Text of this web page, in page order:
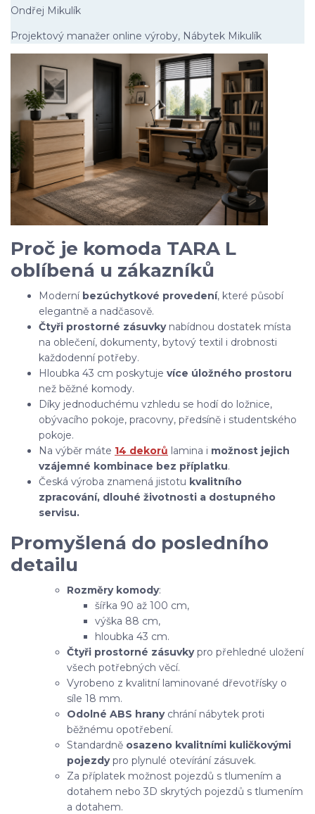
Ondřej Mikulík
Projektový manažer online výroby, Nábytek Mikulík
Proč je komoda TARA L
oblíbená u zákazníků
Moderní bezúchytkové provedení, které působí
elegantně a nadčasově.
Čtyři prostorné zásuvkynabídnou dostatek místa
na oblečení, dokumenty, bytový textil i drobnosti
každodenní potřeby.
Hloubka 43 cm poskytuje více úložného prostoru
než běžné komody.
Díky jednoduchému vzhledu se hodí do ložnice,
obývacího pokoje, pracovny, předsíně i studentského
pokoje.
Na výběr máte 14 dekorů lamina i možnost jejich
vzájemné kombinace bez příplatku.
Česká výroba znamená jistotu kvalitního
zpracování, dlouhé životnosti a dostupného
servisu.
Promyšlená do posledního
detailu
Rozměry komody:
šířka 90 až 100 cm,
výška 88 cm,
hloubka 43 cm.
Čtyři prostorné zásuvkypro přehledné uložení
všech potřebných věcí.
Vyrobeno z kvalitní laminované dřevotřísky o
síle 18 mm.
Odolné ABS hranychrání nábytek proti
běžnému opotřebení.
Standardně osazeno kvalitními kuličkovými
pojezdypro plynulé otevírání zásuvek.
Za příplatek možnost pojezdů s tlumením a
dotahem nebo 3D skrytých pojezdů s tlumením
a dotahem.